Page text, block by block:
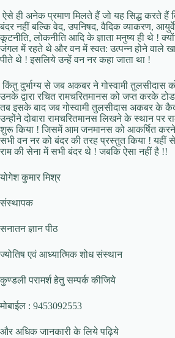
ऐसे ही अनेक प्रमाण मिलते हैं जो यह सिद्ध करते हैं
बंदर नहीं बल्कि वेद, उपनिषद, वैदिक व्याकरण,
कूटनीति, लोकनीति आदि के ज्ञाता मनुष्य ही थे !
जंगल में रहते थे और वन में स्वत: उत्पन्न होने वाले
पीते थे ! इसलिये उन्हें वन नर कहा जाता था !
किंतु दुर्भाग्य से जब अकबर ने गोस्वामी तुलसीदास
उनके द्वारा रचित रामचरितमानस को जप्त करके
तब इसके बाद जब गोस्वामी तुलसीदास अकबर के
उन्होंने दोबारा रामचरितमानस लिखने के स्थान पर
शुरू किया ! जिसमें आम जनमानस को आकर्षित
सभी वन नर को बंदर की तरह प्रस्तुत किया ! यहीं
राम की सेना में सभी बंदर थे ! जबकि ऐसा नहीं है !!
योगेश कुमार मिश्र
संस्थापक
सनातन ज्ञान पीठ
ज्योतिष एवं आध्यात्मिक शोध संस्थान
कुण्डली परामर्श हेतु सम्पर्क कीजिये
मोबाईल : 9453092553
और अधिक जानकारी के लिये पढ़िये